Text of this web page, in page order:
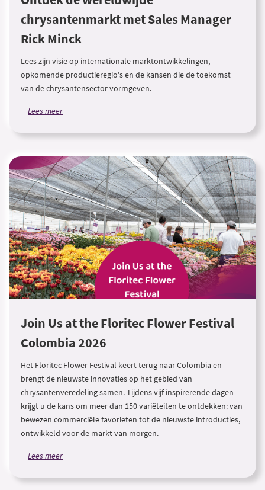
chrysantenmarkt met Sales Manager
Rick Minck
Lees zijn visie op internationale marktontwikkelingen,
opkomende productieregio's en de kansen die de toekomst
van de chrysantensector vormgeven.
Lees meer
Join Us at the Floritec Flower Festival
Colombia 2026
Het Floritec Flower Festival keert terug naar Colombia en
brengt de nieuwste innovaties op het gebied van
chrysantenveredeling samen. Tijdens vijf inspirerende dagen
krijgt u de kans om meer dan 150 variëteiten te ontdekken: van
bewezen commerciële favorieten tot de nieuwste introducties,
ontwikkeld voor de markt van morgen.
Lees meer